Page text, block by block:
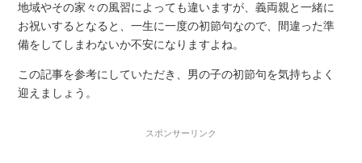
地域やその家々の風習によっても違いますが、義両親と一緒に
お祝いするとなると、一生に一度の初節句なので、間違った準
備をしてしまわないか不安になりますよね。
この記事を参考にしていただき、男の子の初節句を気持ちよく
迎えましょう。
スポンサーリンク